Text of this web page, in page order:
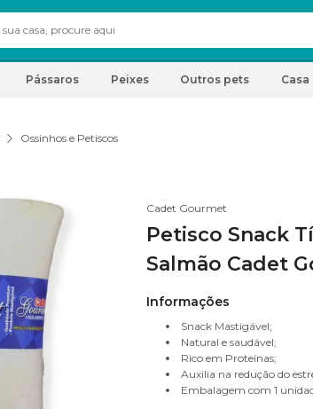
Pássaros Peixes Outros pets Casa
Ossinhos e Petiscos
Cadet Gourmet
Petisco Snack
Salmão Cadet
Informações
Snack Mastigável;
Natural e saudável;
Rico em Proteínas;
Auxilia na redução do
Embalagem com 1